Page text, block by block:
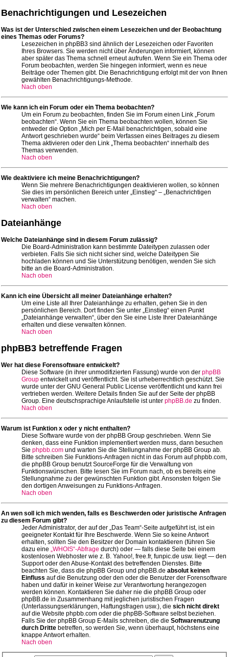
Benachrichtigungen und Lesezeichen
Was ist der Unterschied zwischen einem Lesezeichen und der Beobachtung
eines Themas oder Forums?
Lesezeichen in phpBB3 sind ähnlich der Lesezeichen oder Favoriten
Ihres Browsers. Sie werden nicht über Änderungen informiert, können
aber später das Thema schnell erneut aufrufen. Wenn Sie ein Thema oder
Forum beobachten, werden Sie hingegen informiert, wenn es neue
Beiträge oder Themen gibt. Die Benachrichtigung erfolgt mit der von Ihnen
gewählten Benachrichtigungs-Methode.
Nach oben
Wie kann ich ein Forum oder ein Thema beobachten?
Um ein Forum zu beobachten, finden Sie im Forum einen Link „Forum
beobachten“. Wenn Sie ein Thema beobachten wollen, können Sie
entweder die Option „Mich per E-Mail benachrichtigen, sobald eine
Antwort geschrieben wurde“ beim Verfassen eines Beitrages zu diesem
Thema aktivieren oder den Link „Thema beobachten“ innerhalb des
Themas verwenden.
Nach oben
Wie deaktiviere ich meine Benachrichtigungen?
Wenn Sie mehrere Benachrichtigungen deaktivieren wollen, so können
Sie dies im persönlichen Bereich unter „Einstieg“ – „Benachrichtigen
verwalten“ machen.
Nach oben
Dateianhänge
Welche Dateianhänge sind in diesem Forum zulässig?
Die Board-Administration kann bestimmte Dateitypen zulassen oder
verbieten. Falls Sie sich nicht sicher sind, welche Dateitypen Sie
hochladen können und Sie Unterstützung benötigen, wenden Sie sich
bitte an die Board-Administration.
Nach oben
Kann ich eine Übersicht all meiner Dateianhänge erhalten?
Um eine Liste all Ihrer Dateianhänge zu erhalten, gehen Sie in den
persönlichen Bereich. Dort finden Sie unter „Einstieg“ einen Punkt
„Dateianhänge verwalten“, über den Sie eine Liste Ihrer Dateianhänge
erhalten und diese verwalten können.
Nach oben
phpBB3 betreffende Fragen
Wer hat diese Forensoftware entwickelt?
Diese Software (in ihrer unmodifizierten Fassung) wurde von der phpBB
Group entwickelt und veröffentlicht. Sie ist urheberrechtlich geschützt. Sie
wurde unter der GNU General Public License veröffentlicht und kann frei
vertrieben werden. Weitere Details finden Sie auf der Seite der phpBB
Group. Eine deutschsprachige Anlaufstelle ist unter phpBB.de zu finden.
Nach oben
Warum ist Funktion x oder y nicht enthalten?
Diese Software wurde von der phpBB Group geschrieben. Wenn Sie
denken, dass eine Funktion implementiert werden muss, dann besuchen
Sie phpbb.com und warten Sie die Stellungnahme der phpBB Group ab.
Bitte schreiben Sie Funktions-Anfragen nicht in das Forum auf phpbb.com,
die phpBB Group benutzt SourceForge für die Verwaltung von
Funktionswünschen. Bitte lesen Sie im Forum nach, ob es bereits eine
Stellungnahme zu der gewünschten Funktion gibt. Ansonsten folgen Sie
den dortigen Anweisungen zu Funktions-Anfragen.
Nach oben
An wen soll ich mich wenden, falls es Beschwerden oder juristische Anfragen
zu diesem Forum gibt?
Jeder Administrator, der auf der „Das Team“-Seite aufgeführt ist, ist ein
geeigneter Kontakt für Ihre Beschwerde. Wenn Sie so keine Antwort
erhalten, sollten Sie den Besitzer der Domain kontaktieren (führen Sie
dazu eine „WHOIS“-Abfrage durch) oder — falls diese Seite bei einem
kostenlosen Webhoster wie z. B. Yahoo!, free.fr, funpic.de usw. liegt — den
Support oder den Abuse-Kontakt des betreffenden Dienstes. Bitte
beachten Sie, dass die phpBB Group und phpBB.de absolut keinen
Einfluss auf die Benutzung oder den oder die Benutzer der Forensoftware
haben und dafür in keiner Weise zur Verantwortung herangezogen
werden können. Kontaktieren Sie daher nie die phpBB Group oder
phpBB.de in Zusammenhang mit jeglichen juristischen Fragen
(Unterlassungserklärungen, Haftungsfragen usw.), die sich nicht direkt
auf die Website phpbb.com oder die phpBB-Software selbst beziehen.
Falls Sie der phpBB Group E-Mails schreiben, die die Softwarenutzung
durch Dritte betreffen, so werden Sie, wenn überhaupt, höchstens eine
knappe Antwort erhalten.
Nach oben